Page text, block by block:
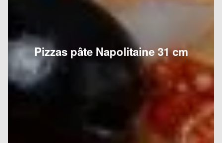
Pizzas pâte Napolitaine 31 cm